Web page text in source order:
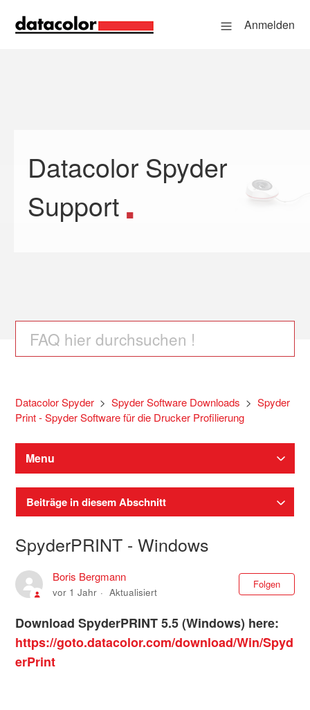
Anmelden
Datacolor Spyder
Support
Suche
Datacolor Spyder Spyder Software Downloads
Spyder
Print - Spyder Software für die Drucker Profilierung
Menu
Beiträge in diesem Abschnitt
SpyderPRINT - Windows
Boris Bergmann
vor 1 Jahr Aktualisiert
Folgen
Download SpyderPRINT 5.5 (Windows) here:
https://goto.datacolor.com/download/Win/Spyd
erPrint